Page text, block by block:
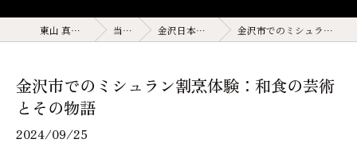
東山 真営 石川県 金沢 和食 当店の特徴 金沢日本料理(サイト運営記事) 金沢市でのミシュラン割烹体験：和食の芸術とその物語
金沢市でのミシュラン割烹体験：和食の芸術
とその物語
2024/09/25